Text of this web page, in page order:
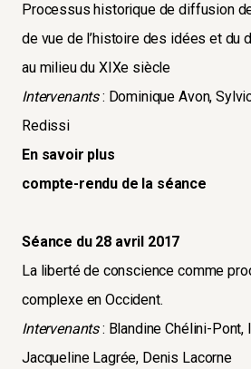
Processus historique de diffusion
de vue de l’histoire des idées et du
au milieu du XIXe siècle
Intervenants: Dominique Avon,
Redissi
En savoir plus
compte-rendu de la séance
Séance du 28 avril 2017
La liberté de conscience comme
complexe en Occident.
Intervenants: Blandine Chélini-Pont,
Jacqueline Lagrée, Denis Lacorne